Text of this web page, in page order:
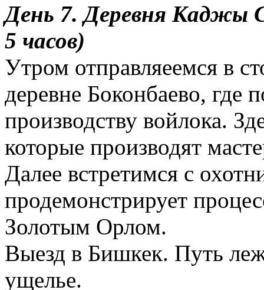
День 7.Деревня Каджы
5 часов)
Утром отправляеемся в
деревне Боконбаево, где
производству войлока.
которые производят
Далее встретимся с
продемонстрирует
Золотым Орлом.
Выезд в Бишкек. Путь
ущелье.